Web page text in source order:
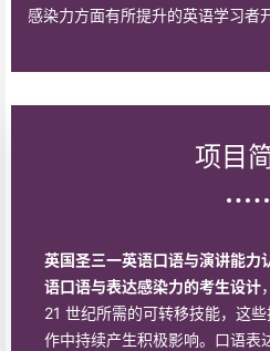
感染力方面有所提升的英语学习者
项目
英国圣三一英语口语与演讲能力
语口语与表达感染力的考生设计
21 世纪所需的可转移技能，这
作中持续产生积极影响。口语表